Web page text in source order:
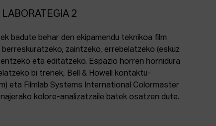
2
badute behar den ekipamendu teknikoa film
zaintzeko, errebelatzeko (eskuz
eta editatzeko. Espazio horren hornidura
bi trenek, Bell & Howell kontaktu-
eta Filmlab Systems International Colormaster
kolore-analizatzaile batek osatzen dute.